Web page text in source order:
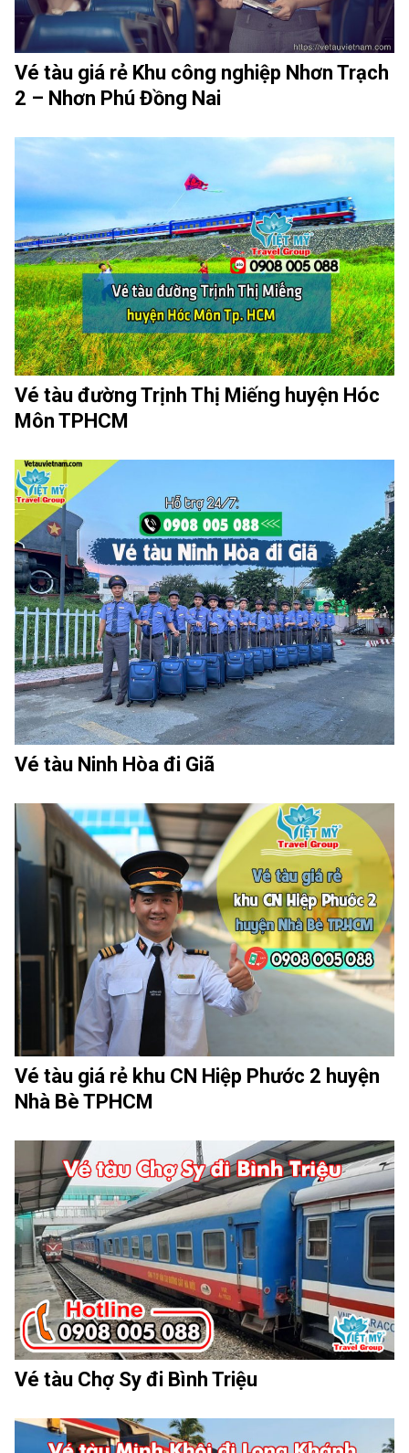
Vé tàu giá rẻ Khu công nghiệp Nhơn Trạch
2 – Nhơn Phú Đồng Nai
Vé tàu đường Trịnh Thị Miếng huyện Hóc
Môn TPHCM
Vé tàu Ninh Hòa đi Giã
Vé tàu giá rẻ khu CN Hiệp Phước 2 huyện
Nhà Bè TPHCM
Vé tàu Chợ Sy đi Bình Triệu